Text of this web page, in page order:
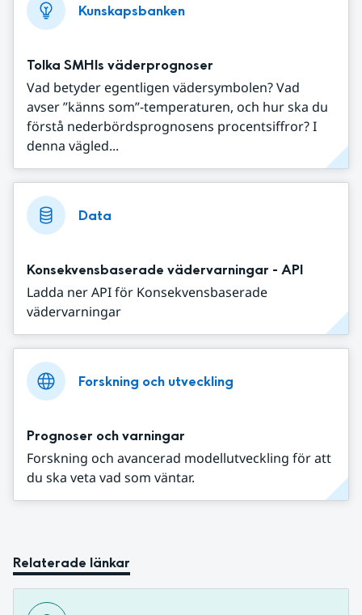
Kunskapsbanken
Tolka SMHIs väderprognoser
Vad betyder egentligen vädersymbolen? Vad
avser ”känns som”-temperaturen, och hur ska du
förstå nederbördsprognosens procentsiffror? I
denna vägled...
Data
Konsekvensbaserade vädervarningar - API
Ladda ner API för Konsekvensbaserade
vädervarningar
Forskning och utveckling
Prognoser och varningar
Forskning och avancerad modellutveckling för att
du ska veta vad som väntar.
Relaterade länkar